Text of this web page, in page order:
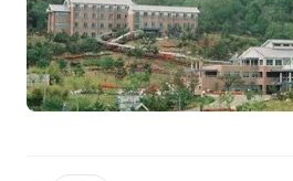
🤖 AI 실무
🧭 기획·전략